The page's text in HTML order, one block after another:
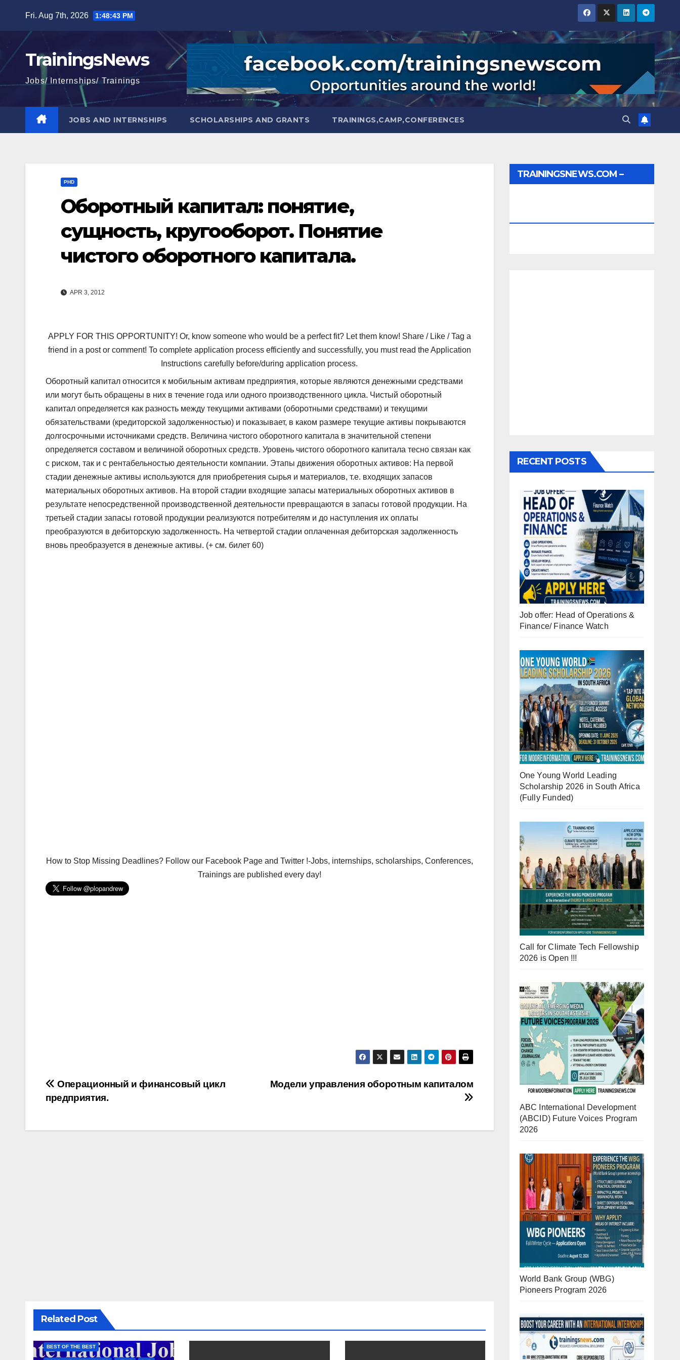
content
Fri. Aug 7th, 2026 1:48:44 PM
TrainingsNews
Jobs/ Internships/ Trainings
JOBS AND INTERNSHIPS SCHOLARSHIPS AND GRANTS TRAININGS,CAMP,CONFERENCES
PHD
Оборотный капитал: понятие,
сущность, кругооборот. Понятие
чистого оборотного капитала.
APR 3, 2012
APPLY FOR THIS OPPORTUNITY! Or, know someone who would be a perfect fit? Let them know! Share / Like / Tag a
friend in a post or comment! To complete application process efficiently and successfully, you must read the Application
Instructions carefully before/during application process.
Оборотный капитал относится к мобильным активам предприятия, которые являются денежными средствами
или могут быть обращены в них в течение года или одного производственного цикла. Чистый оборотный
капитал определяется как разность между текущими активами (оборотными средствами) и текущими
обязательствами (кредиторской задолженностью) и показывает, в каком размере текущие активы покрываются
долгосрочными источниками средств. Величина чистого оборотного капитала в значительной степени
определяется составом и величиной оборотных средств. Уровень чистого оборотного капитала тесно связан как
с риском, так и с рентабельностью деятельности компании. Этапы движения оборотных активов: На первой
стадии денежные активы используются для приобретения сырья и материалов, т.е. входящих запасов
материальных оборотных активов. На второй стадии входящие запасы материальных оборотных активов в
результате непосредственной производственной деятельности превращаются в запасы готовой продукции. На
третьей стадии запасы готовой продукции реализуются потребителям и до наступления их оплаты
преобразуются в дебиторскую задолженность. На четвертой стадии оплаченная дебиторская задолженность
вновь преобразуется в денежные активы. (+ см. билет 60)
How to Stop Missing Deadlines? Follow our Facebook Page and Twitter !-Jobs, internships, scholarships, Conferences,
Trainings are published every day!
Post
navigation
Модели управления оборотным капиталом
Операционный и финансовый цикл
предприятия.
Related Post
BEST OF THE BEST
TRAININGSNEWS.COM –
RECENT POSTS
Job offer: Head of Operations &
Finance/ Finance Watch
One Young World Leading
Scholarship 2026 in South Africa
(Fully Funded)
Call for Climate Tech Fellowship
2026 is Open !!!
ABC International Development
(ABCID) Future Voices Program
2026
World Bank Group (WBG)
Pioneers Program 2026